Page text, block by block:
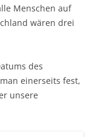
Menschen auf
wären drei
des
einerseits fest,
unsere